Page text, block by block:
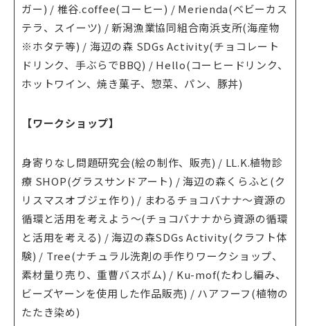
ガー) / 椎谷.coffee(コーヒー) / Merienda(ベビーカス
テラ、スイーツ) / 新潟漁業協同組合南浜支所(海産物
※ホタテ等) / 海辺の森 SDGs Activity(チョコレート
ドリンク、手ぶらでBBQ) / Hello(コーヒードリンク、
ホットワイン、焼き菓子、惣菜、パン、豚丼)
【ワークショップ】
身寄りなし問題研究会(絵の制作、販売) / LL.K.植物診
療 SHOP(グラスサンドアート) / 海辺の森くらふと(ク
リスマスオブジェ作り) / まわるチョコバナナ〜資源の
循環と活用を考えよう〜(チョコバナナから資源の循環
と活用を考える) / 海辺の森SDGs Activity(クラフト体
験) / Tree(ナチュラル洗剤の手作りワークショップ、
素材量り売り、重曹バスボム) / Ku-mof(たわし編み、
ビーズヤーンを使用した作品販売) / ハアフーフ(植物の
たたき染め)